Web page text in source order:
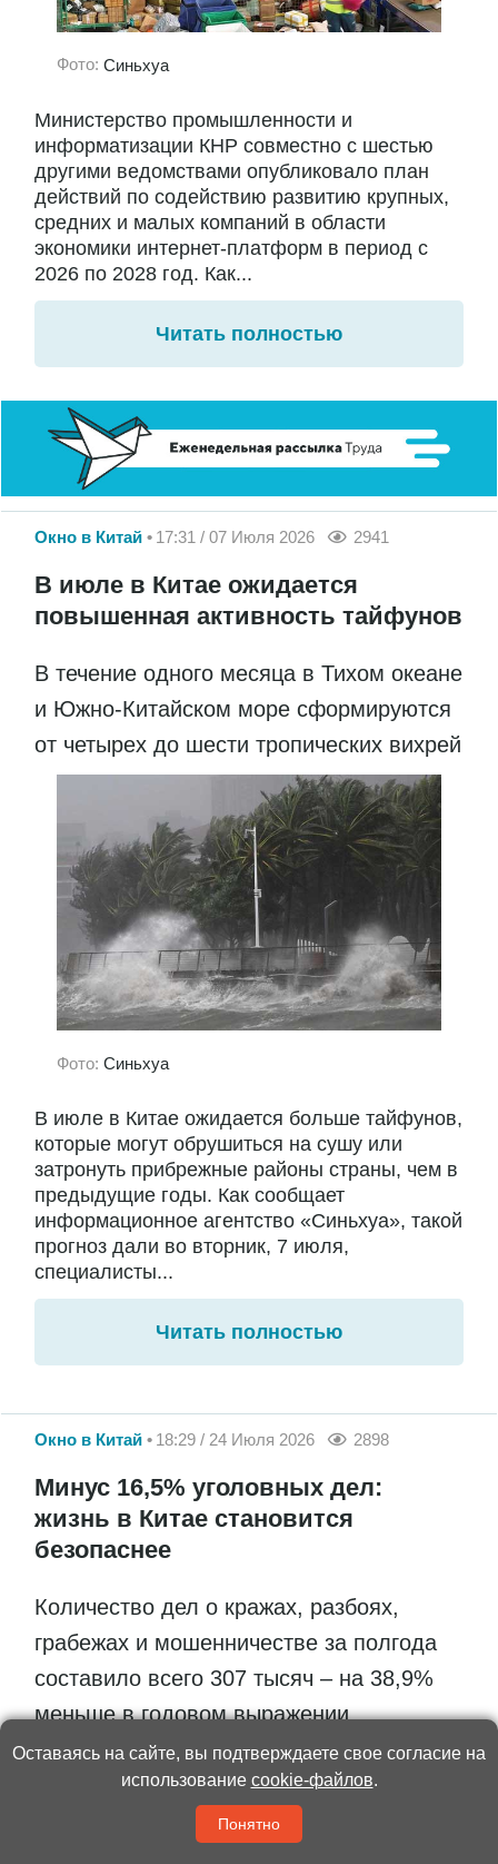
Фото: Синьхуа
Министерство промышленности и
информатизации КНР совместно с шестью
другими ведомствами опубликовало план
действий по содействию развитию крупных,
средних и малых компаний в области
экономики интернет-платформ в период с
2026 по 2028 год. Как...
Читать полностью
Окно в Китай 17:31 / 07 Июля 2026 2941
В июле в Китае ожидается
повышенная активность тайфунов
В течение одного месяца в Тихом океане
и Южно-Китайском море сформируются
от четырех до шести тропических вихрей
Фото: Синьхуа
В июле в Китае ожидается больше тайфунов,
которые могут обрушиться на сушу или
затронуть прибрежные районы страны, чем в
предыдущие годы. Как сообщает
информационное агентство «Синьхуа», такой
прогноз дали во вторник, 7 июля,
специалисты...
Читать полностью
Окно в Китай 18:29 / 24 Июля 2026 2898
Минус 16,5% уголовных дел:
жизнь в Китае становится
безопаснее
Количество дел о кражах, разбоях,
грабежах и мошенничестве за полгода
составило всего 307 тысяч – на 38,9%
меньше в годовом выражении
Оставаясь на сайте, вы подтверждаете свое согласие на
использование cookie-файлов.
Понятно